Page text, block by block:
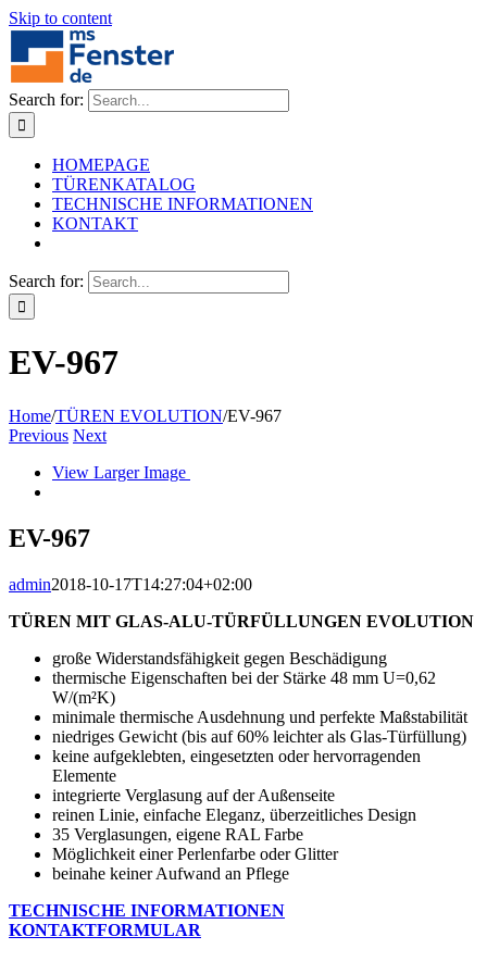
Skip to content
Search for:
HOMEPAGE
TÜRENKATALOG
TECHNISCHE INFORMATIONEN
KONTAKT
Search for:
EV-967
Home/TÜREN EVOLUTION/EV-967
Previous Next
View Larger Image
EV-967
admin2018-10-17T14:27:04+02:00
TÜREN MIT GLAS-ALU-TÜRFÜLLUNGEN EVOLUTION
große Widerstandsfähigkeit gegen Beschädigung
thermische Eigenschaften bei der Stärke 48 mm U=0,62
W/(m²K)
minimale thermische Ausdehnung und perfekte Maßstabilität
niedriges Gewicht (bis auf 60% leichter als Glas-Türfüllung)
keine aufgeklebten, eingesetzten oder hervorragenden
Elemente
integrierte Verglasung auf der Außenseite
reinen Linie, einfache Eleganz, überzeitliches Design
35 Verglasungen, eigene RAL Farbe
Möglichkeit einer Perlenfarbe oder Glitter
beinahe keiner Aufwand an Pflege
TECHNISCHE INFORMATIONEN
KONTAKTFORMULAR